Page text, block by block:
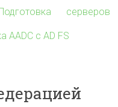
серверов
AADC с AD FS